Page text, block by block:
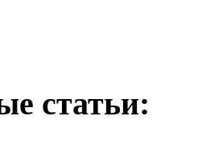
статьи: